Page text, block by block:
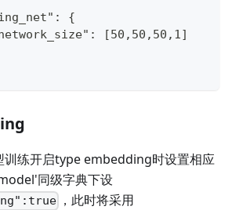
{
[50,50,50,1]
训练开启type embedding时设置相应
同级字典下设
，此时将采用